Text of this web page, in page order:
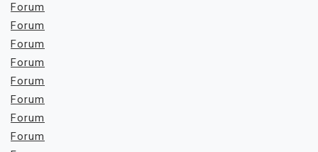
Forum
Forum
Forum
Forum
Forum
Forum
Forum
Forum